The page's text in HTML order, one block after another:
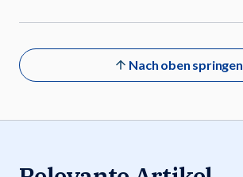
Nach oben springen